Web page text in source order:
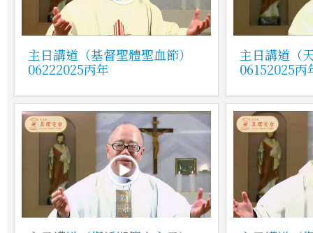
主日講道（基督聖體聖血節）
06222025丙年
主日講道（
06152025丙